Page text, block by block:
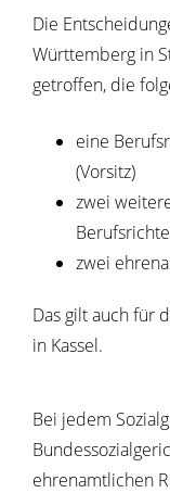
Die
Württemberg in
getroffen, die
eine
(Vorsitz)
zwei
zwei
Das gilt auch für
in Kassel.
Bei jedem
ehrenamtlichen